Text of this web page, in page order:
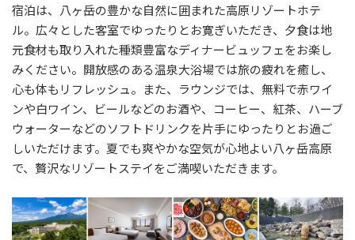
宿泊は、八ヶ岳の豊かな自然に囲まれた高原リゾートホテ
ル。広々とした客室でゆったりとお寛ぎいただき、夕食は地
元食材も取り入れた種類豊富なディナービュッフェをお楽し
みください。開放感のある温泉大浴場では旅の疲れを癒し、
心も体もリフレッシュ。また、 ラウンジでは、無料で赤ワイ
ンや白ワイン、ビールなどのお酒や、コーヒー、紅茶、ハーブ
ウォーターなどのソフトドリンクを片手にゆったりとお過ご
しいただけます。 夏でも爽やかな空気が心地よい八ヶ岳高原
で、贅沢なリゾートステイをご満喫いただきます。